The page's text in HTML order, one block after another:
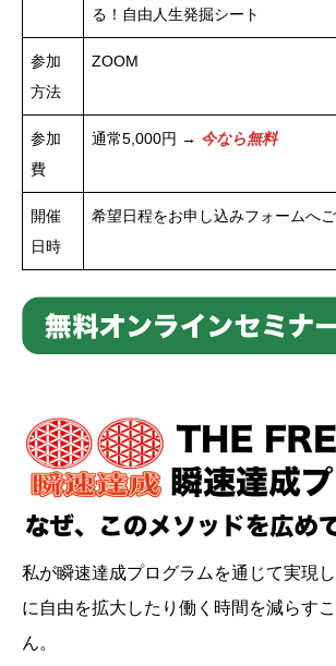
る！自由人生発掘シート
参加
方法
ZOOM
参加
費
通常5,000円 → 今なら無料
開催
日時
希望日程をお申し込みフォームへご
私が瞬速達成プログラムを通じて実現
に自由を拡大したり働く時間を減らす
ん。